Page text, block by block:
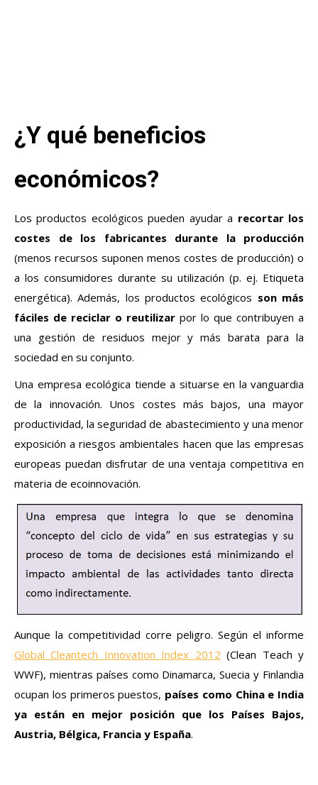
¿Y qué beneficios
económicos?
Los productos ecológicos pueden ayudar a recortar los
costes de los fabricantes durante la producción
(menos recursos suponen menos costes de producción) o
a los consumidores durante su utilización (p. ej. Etiqueta
energética). Además, los productos ecológicos son más
fáciles de reciclar o reutilizar por lo que contribuyen a
una gestión de residuos mejor y más barata para la
sociedad en su conjunto.
Una empresa ecológica tiende a situarse en la vanguardia
de la innovación. Unos costes más bajos, una mayor
productividad, la seguridad de abastecimiento y una menor
exposición a riesgos ambientales hacen que las empresas
europeas puedan disfrutar de una ventaja competitiva en
materia de ecoinnovación.
Aunque la competitividad corre peligro. Según el informe
Global Cleantech Innovation Index 2012 (Clean Teach y
WWF), mientras países como Dinamarca, Suecia y Finlandia
ocupan los primeros puestos, países como China e India
ya están en mejor posición que los Países Bajos,
Austria, Bélgica, Francia y España.